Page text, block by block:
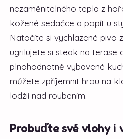
nezaměnitelného tepla z
kožené sedačce a popít u
Natočíte si vychlazené pivo
ugrilujete si steak na terase
plnohodnotně vybavené
můžete zpříjemnit hrou na
lodžii nad roubením.
​Probuďte své vlohy i